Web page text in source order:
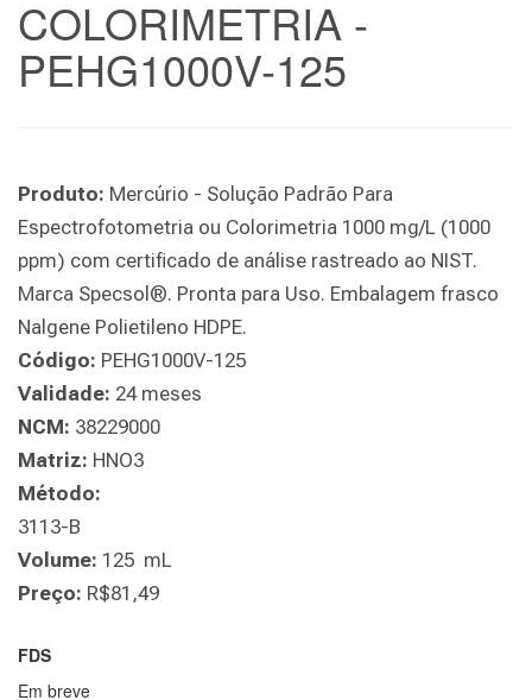
COLORIMETRIA -
PEHG1000V-125
Produto: Mercúrio - Solução Padrão Para
Espectrofotometria ou Colorimetria 1000 mg/L (1000
ppm) com certificado de análise rastreado ao NIST.
Marca Specsol®. Pronta para Uso. Embalagem frasco
Nalgene Polietileno HDPE.
Código: PEHG1000V-125
Validade: 24 meses
NCM: 38229000
Matriz: HNO3
Método:
3113-B
Volume: 125 mL
Preço: R$81,49
FDS
Em breve